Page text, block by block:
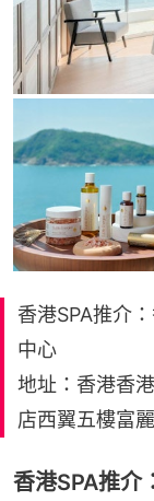
香港SPA推介
中心
地址：香港香
店西翼五樓富
香港SPA推介